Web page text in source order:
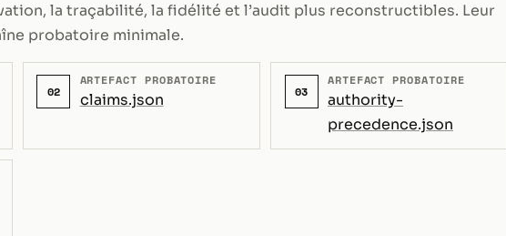
la traçabilité, la fidélité et l’audit plus reconstructibles. Leur
probatoire minimale.
02
ARTEFACT PROBATOIRE
claims.json 03
ARTEFACT PROBATOIRE
authority-
precedence.json